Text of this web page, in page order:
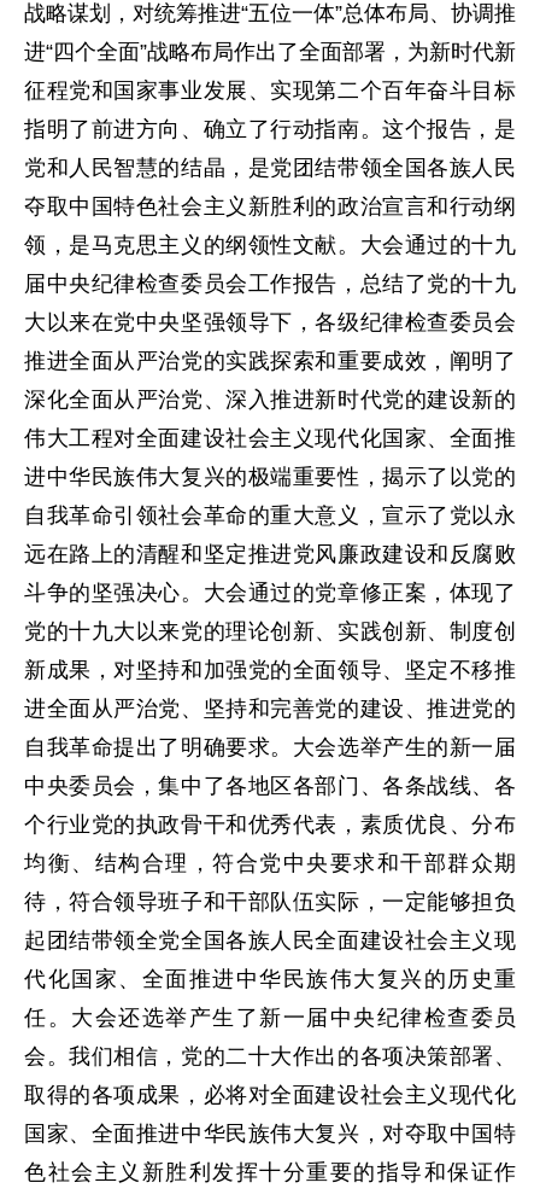
战略谋划，对统筹推进“五位一体”总体布局、协调推
进“四个全面”战略布局作出了全面部署，为新时代新
征程党和国家事业发展、实现第二个百年奋斗目标
指明了前进方向、确立了行动指南。这个报告，是
党和人民智慧的结晶，是党团结带领全国各族人民
夺取中国特色社会主义新胜利的政治宣言和行动纲
领，是马克思主义的纲领性文献。大会通过的十九
届中央纪律检查委员会工作报告，总结了党的十九
大以来在党中央坚强领导下，各级纪律检查委员会
推进全面从严治党的实践探索和重要成效，阐明了
深化全面从严治党、深入推进新时代党的建设新的
伟大工程对全面建设社会主义现代化国家、全面推
进中华民族伟大复兴的极端重要性，揭示了以党的
自我革命引领社会革命的重大意义，宣示了党以永
远在路上的清醒和坚定推进党风廉政建设和反腐败
斗争的坚强决心。大会通过的党章修正案，体现了
党的十九大以来党的理论创新、实践创新、制度创
新成果，对坚持和加强党的全面领导、坚定不移推
进全面从严治党、坚持和完善党的建设、推进党的
自我革命提出了明确要求。大会选举产生的新一届
中央委员会，集中了各地区各部门、各条战线、各
个行业党的执政骨干和优秀代表，素质优良、分布
均衡、结构合理，符合党中央要求和干部群众期
待，符合领导班子和干部队伍实际，一定能够担负
起团结带领全党全国各族人民全面建设社会主义现
代化国家、全面推进中华民族伟大复兴的历史重
任。大会还选举产生了新一届中央纪律检查委员
会。我们相信，党的二十大作出的各项决策部署、
取得的各项成果，必将对全面建设社会主义现代化
国家、全面推进中华民族伟大复兴，对夺取中国特
色社会主义新胜利发挥十分重要的指导和保证作